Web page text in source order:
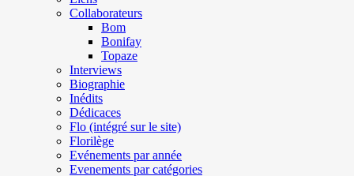
Collaborateurs
Bom
Bonifay
Topaze
Interviews
Biographie
Inédits
Dédicaces
Flo (intégré sur le site)
Florilège
Evénements par année
Evenements par catégories